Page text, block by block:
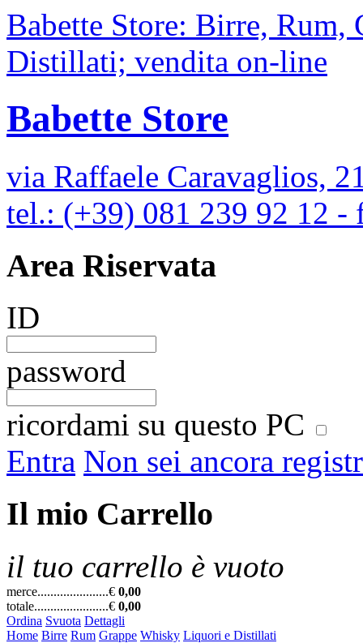
Babette Store: Birre,
Distillati; vendita on-line
Babette Store
via Raffaele Caravaglios,
tel.: (+39) 081 239 92 12 -
Area Riservata
ID
password
ricordami su questo PC
Entra Non sei ancora
Il mio Carrello
il tuo carrello è vuoto
merce......................€ 0,00
totale.......................€ 0,00
Ordina Svuota Dettagli
Home Birre Rum Grappe Whisky Liquori e Distillati